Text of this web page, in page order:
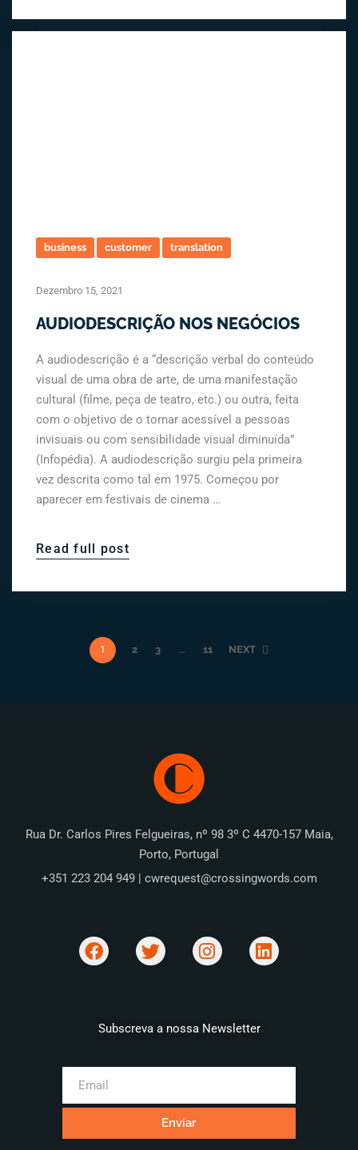
business customer translation
Dezembro 15, 2021
AUDIODESCRIÇÃO NOS NEGÓCIOS
A audiodescrição é a “descrição verbal do conteúdo
visual de uma obra de arte, de uma manifestação
cultural (filme, peça de teatro, etc.) ou outra, feita
com o objetivo de o tornar acessível a pessoas
invisuais ou com sensibilidade visual diminuída”
(Infopédia). A audiodescrição surgiu pela primeira
vez descrita como tal em 1975. Começou por
aparecer em festivais de cinema …
Read full post
1 2 3 … 11 NEXT
Rua Dr. Carlos Pires Felgueiras, nº 98 3º C 4470-157 Maia,
Porto, Portugal
+351 223 204 949 | cwrequest@crossingwords.com
Subscreva a nossa Newsletter